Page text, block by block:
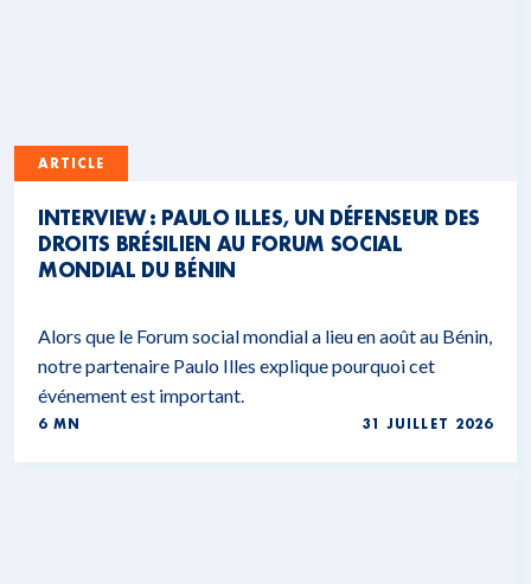
ARTICLE
INTERVIEW : PAULO ILLES, UN DÉFENSEUR DES
DROITS BRÉSILIEN AU FORUM SOCIAL
MONDIAL DU BÉNIN
Alors que le Forum social mondial a lieu en août au Bénin,
notre partenaire Paulo Illes explique pourquoi cet
événement est important.
6 MN 31 JUILLET 2026